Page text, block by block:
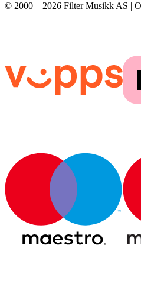
© 2000 – 2026 Filter Musikk AS |